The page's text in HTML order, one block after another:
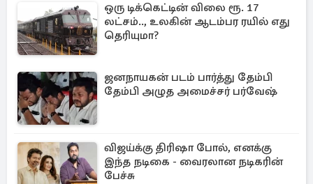
ஒரு டிக்கெட்டின் விலை ரூ. 17
லட்சம்.., உலகின் ஆடம்பர ரயில் எது
தெரியுமா?
ஜனநாயகன் படம் பார்த்து தேம்பி
தேம்பி அழுத அமைச்சர் பர்வேஷ்
விஜய்க்கு திரிஷா போல், எனக்கு
இந்த நடிகை - வைரலான நடிகரின்
பேச்சு